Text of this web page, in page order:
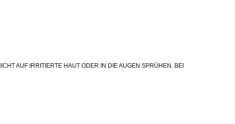
AUF IRRITIERTE HAUT ODER IN DIE AUGEN SPRÜHEN. BEI